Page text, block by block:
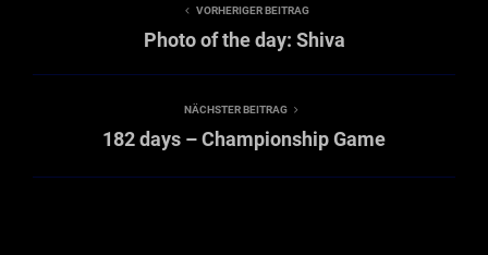
VORHERIGER BEITRAG
Photo of the day: Shiva
NÄCHSTER BEITRAG
182 days – Championship Game